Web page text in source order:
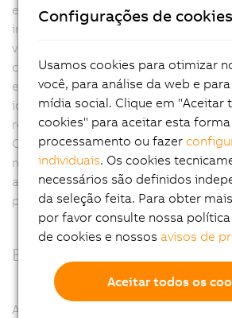
em máquinas de produção, e está
importância. Alta resistência contra
velocidade de transfêrencia, fácil
comportamento determinístico com
entre as razões para este sucesso.
ideal para aplicações com um
remotos e alguns poucos eixos.
CAN atinge os seus limites quando
máquinas maiores e mais complexas.
aplicações, entrentanto,
para uma faixa de maior
Blackplane remoto
A descentralização é a tendência
Configurações de cookies
Usamos cookies para otimizar
você, para análise da web e
mídia social. Clique em "Aceitar
cookies" para aceitar esta
processamento ou fazer
individuais. Os cookies
necessários são definidos
da seleção feita. Para obter
por favor consulte nossa
de cookies e nossosavisos de
Aceitar todos os